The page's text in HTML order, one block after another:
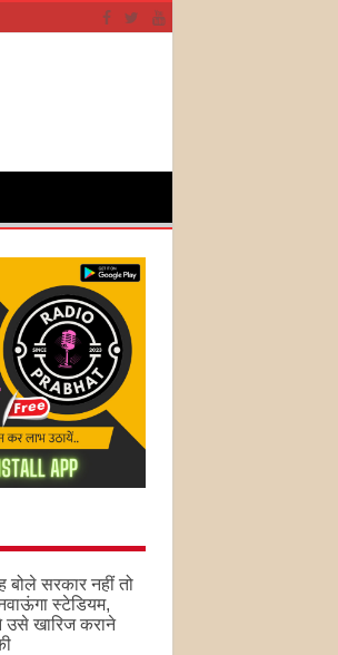
बोले सरकार नहीं तो
स्टेडियम,
उसे खारिज कराने